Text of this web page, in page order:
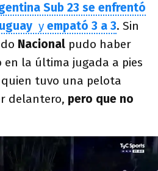
Sub 23 se enfrentó
y empató 3 a 3. Sin
Nacional pudo haber
la última jugada a pies
quien tuvo una pelota
delantero, pero que no